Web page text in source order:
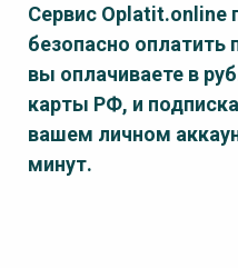
Сервис Oplatit.online
безопасно оплатить
вы оплачиваете в
карты РФ, и
вашем личном
минут.